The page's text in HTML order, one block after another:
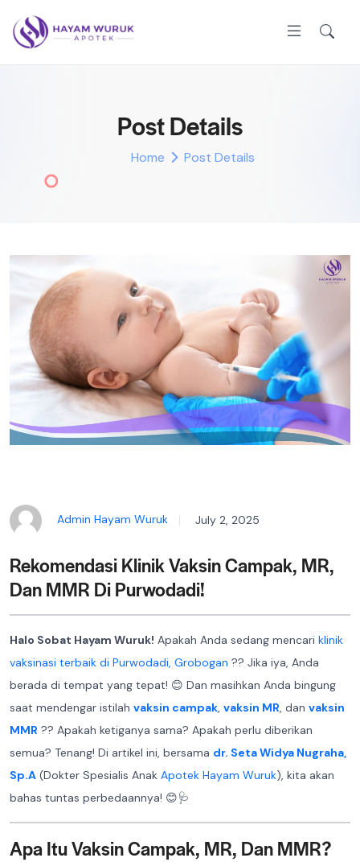
Post Details
Home Post Details
Admin Hayam Wuruk July 2, 2025
Rekomendasi Klinik Vaksin Campak, MR,
Dan MMR Di Purwodadi!
Halo Sobat Hayam Wuruk! Apakah Anda sedang mencari klinik
vaksinasi terbaik di Purwodadi, Grobogan ?? Jika iya, Anda
berada di tempat yang tepat! 😊 Dan masihkan Anda bingung
saat mendengar istilah vaksin campak vaksin MR , dan vaksin
MMR ?? Apakah ketiganya sama? Apakah perlu diberikan
semua? Tenang! Di artikel ini, bersama dr. Seta Widya Nugraha,
Sp.A (Dokter Spesialis Anak Apotek Hayam Wuruk), kita akan
bahas tuntas perbedaannya! 😊🩺
Apa Itu Vaksin Campak, MR, Dan MMR?